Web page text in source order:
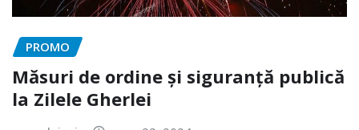
PROMO
Măsuri de ordine și siguranță publică
la Zilele Gherlei